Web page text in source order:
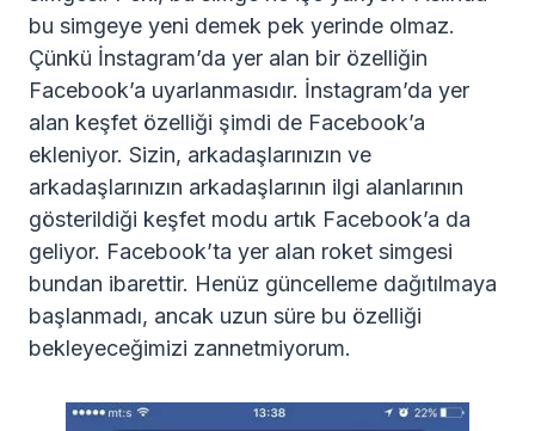
bu simgeye yeni demek pek yerinde olmaz.
Çünkü İnstagram’da yer alan bir özelliğin
Facebook’a uyarlanmasıdır. İnstagram’da yer
alan keşfet özelliği şimdi de Facebook’a
ekleniyor. Sizin, arkadaşlarınızın ve
arkadaşlarınızın arkadaşlarının ilgi alanlarının
gösterildiği keşfet modu artık Facebook’a da
geliyor. Facebook’ta yer alan roket simgesi
bundan ibarettir. Henüz güncelleme dağıtılmaya
başlanmadı, ancak uzun süre bu özelliği
bekleyeceğimizi zannetmiyorum.